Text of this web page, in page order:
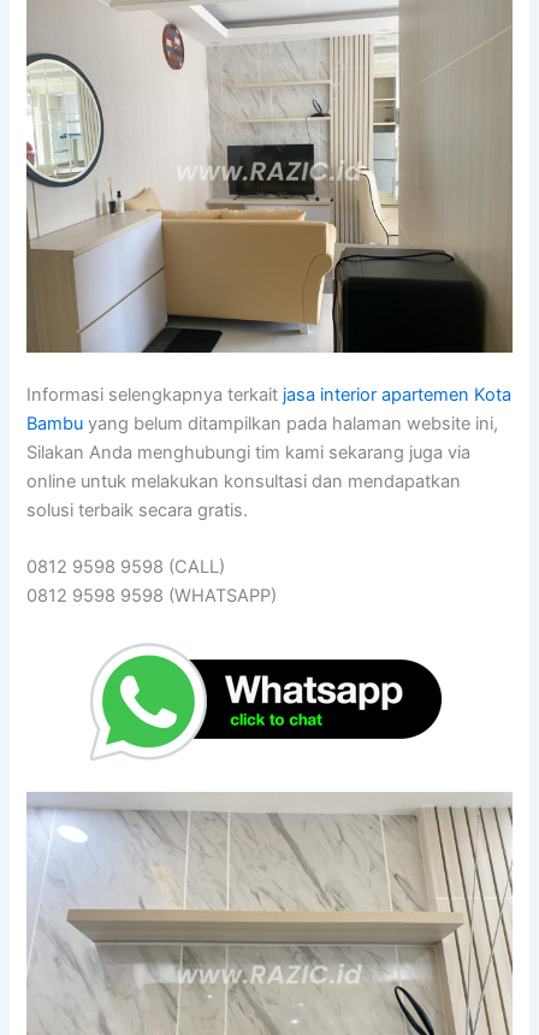
Informasi selengkapnya terkait jasa interior apartemen Kota
Bambu yang belum ditampilkan pada halaman website ini,
Silakan Anda menghubungi tim kami sekarang juga via
online untuk melakukan konsultasi dan mendapatkan
solusi terbaik secara gratis.
0812 9598 9598 (CALL)
0812 9598 9598 (WHATSAPP)